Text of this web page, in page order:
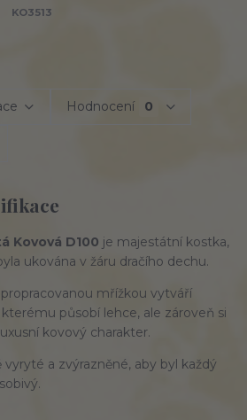
KO3513
Hodnocení 0
Kovová D100 je majestátní kostka,
ukována v žáru dračího dechu.
mřížkou vytváří
působí lehce, ale zároveň si
kovový charakter.
vyryté a zvýrazněné, aby byl každý